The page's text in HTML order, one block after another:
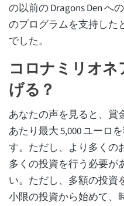
の以前の Dragons Den へ
のプログラムを支持した
でした。
コロナミリオ
げる？
あなたの声を見ると、賞
あたり最大 5,000 ユーロ
す。ただし、より多くの
多くの投資を行う必要が
い。ただし、多額の投資
小限の投資から始めて、